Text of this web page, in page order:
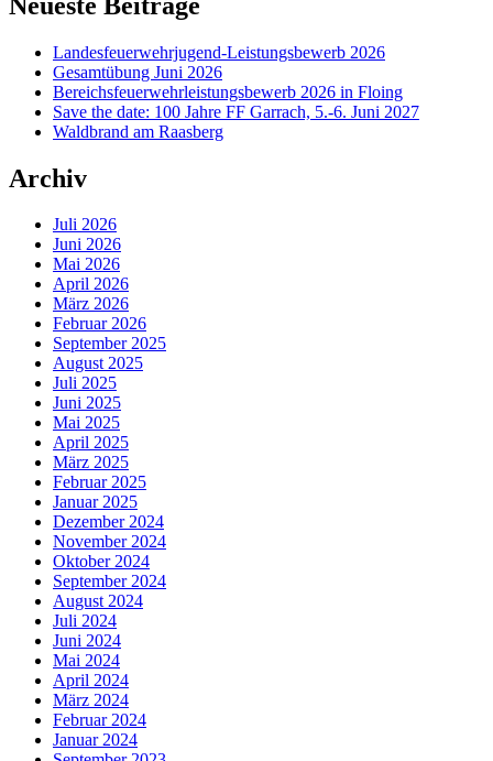
Landesfeuerwehrjugend-Leistungsbewerb 2026
Gesamtübung Juni 2026
Bereichsfeuerwehrleistungsbewerb 2026 in Floing
Save the date: 100 Jahre FF Garrach, 5.-6. Juni 2027
Waldbrand am Raasberg
Archiv
Juli 2026
Juni 2026
Mai 2026
April 2026
März 2026
Februar 2026
September 2025
August 2025
Juli 2025
Juni 2025
Mai 2025
April 2025
März 2025
Februar 2025
Januar 2025
Dezember 2024
November 2024
Oktober 2024
September 2024
August 2024
Juli 2024
Juni 2024
Mai 2024
April 2024
März 2024
Februar 2024
Januar 2024